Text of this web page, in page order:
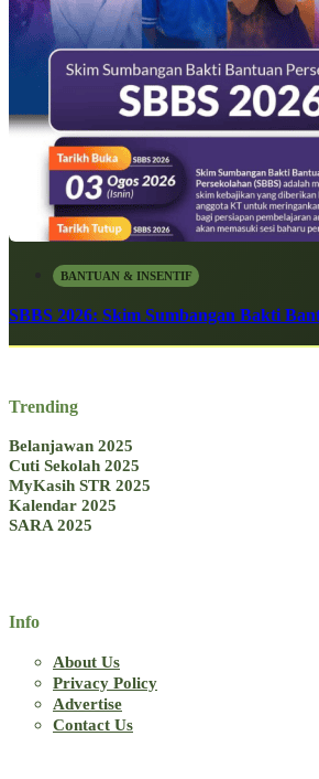
BANTUAN & INSENTIF
SBBS 2026: Skim Sumbangan Bakti
Trending
Belanjawan 2025
Cuti Sekolah 2025
MyKasih STR 2025
Kalendar 2025
SARA 2025
Info
About Us
Privacy Policy
Advertise
Contact Us